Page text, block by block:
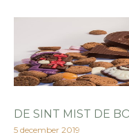
DE SINT MIST DE
5 december 2019